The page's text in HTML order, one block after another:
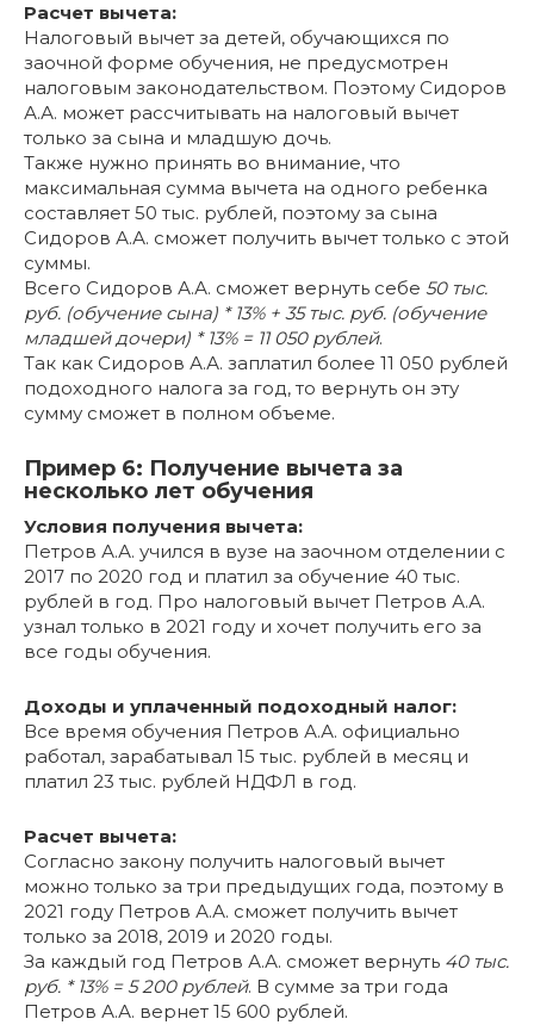
Расчет вычета:
Налоговый вычет за детей, обучающихся по
заочной форме обучения, не предусмотрен
налоговым законодательством. Поэтому Сидоров
А.А. может рассчитывать на налоговый вычет
только за сына и младшую дочь.
Также нужно принять во внимание, что
максимальная сумма вычета на одного ребенка
составляет 50 тыс. рублей, поэтому за сына
Сидоров А.А. сможет получить вычет только с этой
суммы.
Всего Сидоров А.А. сможет вернуть себе 50 тыс.
руб. (обучение сына) * 13% + 35 тыс. руб. (обучение
младшей дочери) * 13% = 11 050 рублей.
Так как Сидоров А.А. заплатил более 11 050 рублей
подоходного налога за год, то вернуть он эту
сумму сможет в полном объеме.
Пример 6: Получение вычета за
несколько лет обучения
Условия получения вычета:
Петров А.А. учился в вузе на заочном отделении с
2017 по 2020 год и платил за обучение 40 тыс.
рублей в год. Про налоговый вычет Петров А.А.
узнал только в 2021 году и хочет получить его за
все годы обучения.
Доходы и уплаченный подоходный налог:
Все время обучения Петров А.А. официально
работал, зарабатывал 15 тыс. рублей в месяц и
платил 23 тыс. рублей НДФЛ в год.
Расчет вычета:
Согласно закону получить налоговый вычет
можно только за три предыдущих года, поэтому в
2021 году Петров А.А. сможет получить вычет
только за 2018, 2019 и 2020 годы.
За каждый год Петров А.А. сможет вернуть 40 тыс.
руб. * 13% = 5 200 рублей. В сумме за три года
Петров А.А. вернет 15 600 рублей.